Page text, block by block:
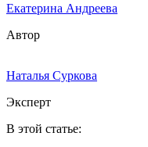
Екатерина Андреева
Автор
Наталья Суркова
Эксперт
В этой статье: